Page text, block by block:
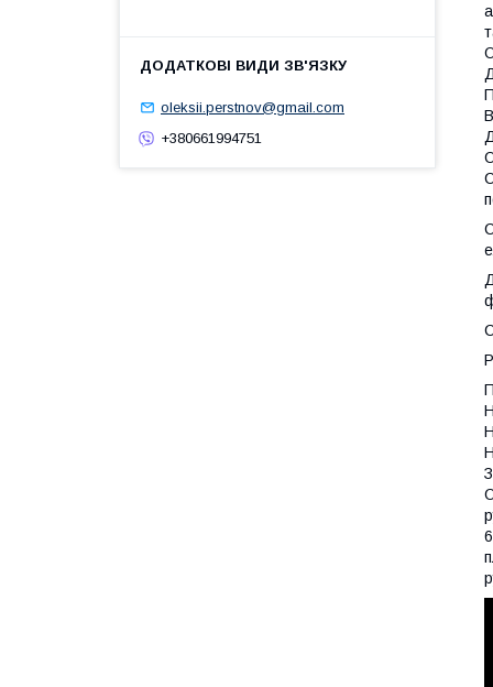
oleksii.perstnov@gmail.com
+380661994751